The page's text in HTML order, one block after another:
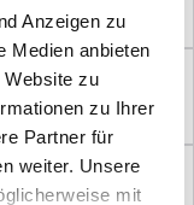
Anzeigen zu
Medien anbieten
Website zu
zu Ihrer
Partner für
weiter. Unsere
mit